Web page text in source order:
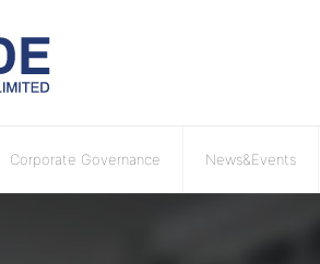
Corporate Governance News&Events